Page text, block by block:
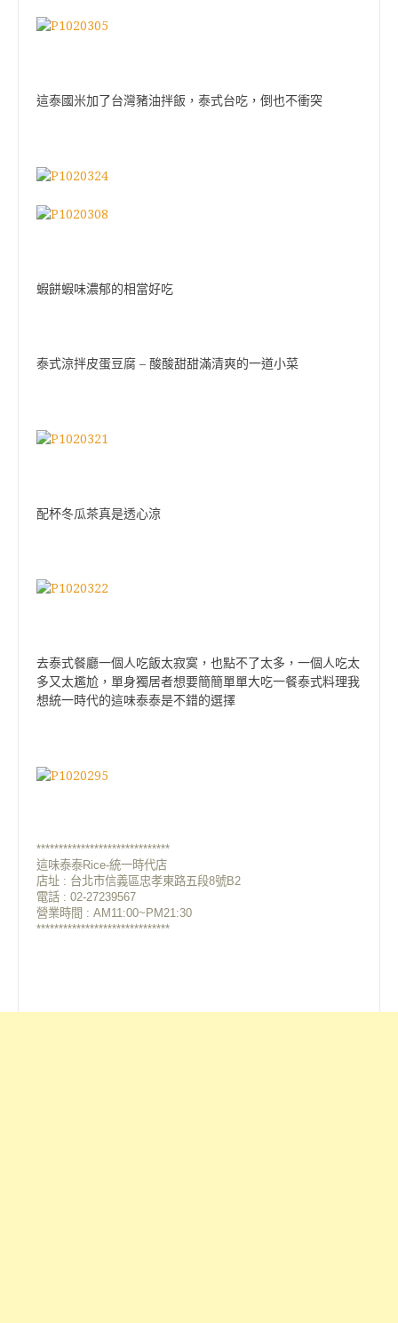
這泰國米加了台灣豬油拌飯，泰式台吃，倒也不衝突
蝦餅蝦味濃郁的相當好吃
泰式涼拌皮蛋豆腐 – 酸酸甜甜滿清爽的一道小菜
配杯冬瓜茶真是透心涼
去泰式餐廳一個人吃飯太寂寞，也點不了太多，一個人吃太
多又太尷尬，單身獨居者想要簡簡單單大吃一餐泰式料理我
想統一時代的這味泰泰是不錯的選擇
******************************
這味泰泰Rice-統一時代店
店址 : 台北市信義區忠孝東路五段8號B2
電話 : 02-27239567
營業時間 : AM11:00~PM21:30
******************************